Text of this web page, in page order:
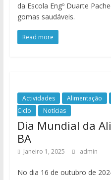
da Escola Engº Duarte
gomas saudáveis.
Read more
Actividades Alimentação
Ciclo
Notícias
Dia Mundial da
BA
Janeiro 1, 2025 admin
No dia 16 de outubro de